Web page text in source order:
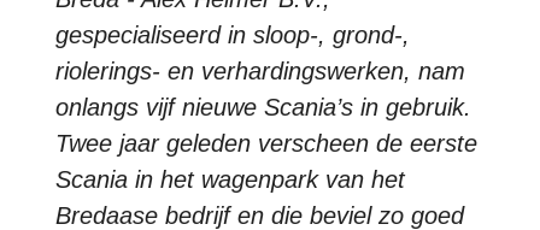
gespecialiseerd in sloop-, grond-,
riolerings- en verhardingswerken, nam
onlangs vijf nieuwe Scania’s in gebruik.
Twee jaar geleden verscheen de eerste
Scania in het wagenpark van het
Bredaase bedrijf en die beviel zo goed